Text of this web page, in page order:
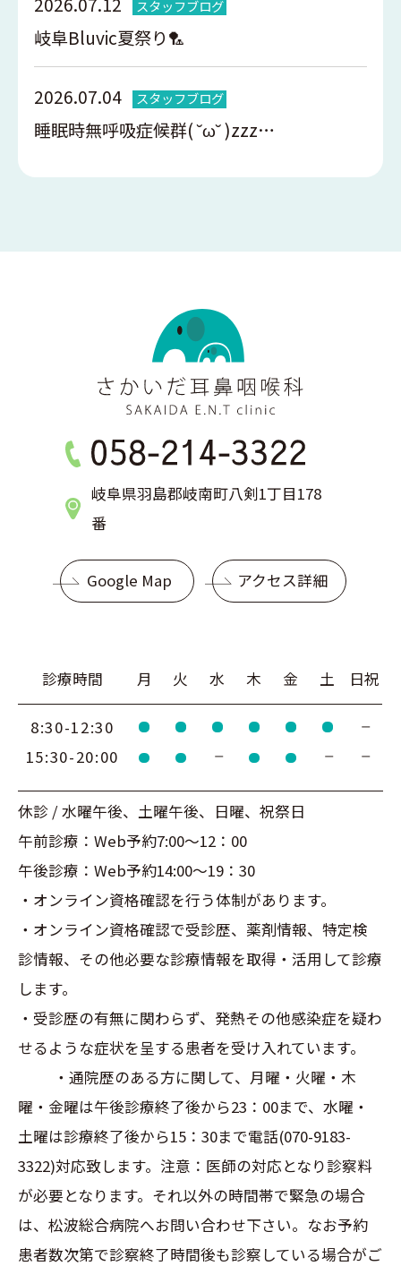
スタッフブログ
岐阜Bluvic夏祭り🏸
2026.07.04 スタッフブログ
睡眠時無呼吸症候群( ˘ω˘ )zzz…
岐阜県羽島郡岐南町八剣1丁目178
番
Google Map アクセス詳細
診療時間 月 火 水 木 金 土 日祝
8:30-12:30
15:30-20:00
休診 / 水曜午後、土曜午後、日曜、祝祭日
午前診療：Web予約7:00～12：00
午後診療：Web予約14:00～19：30
・オンライン資格確認を行う体制があります。
・オンライン資格確認で受診歴、薬剤情報、特定検
診情報、その他必要な診療情報を取得・活用して診療
します。
・受診歴の有無に関わらず、発熱その他感染症を疑わ
せるような症状を呈する患者を受け入れています。
・通院歴のある方に関して、月曜・火曜・木
曜・金曜は午後診療終了後から23：00まで、水曜・
土曜は診療終了後から15：30まで電話(070-9183-
3322)対応致します。注意：医師の対応となり診察料
が必要となります。それ以外の時間帯で緊急の場合
は、松波総合病院へお問い合わせ下さい。なお予約
患者数次第で診察終了時間後も診察している場合がご